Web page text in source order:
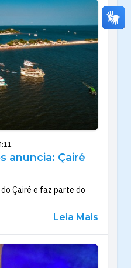
anuncia: Çairé
Çairé e faz parte do
Leia Mais